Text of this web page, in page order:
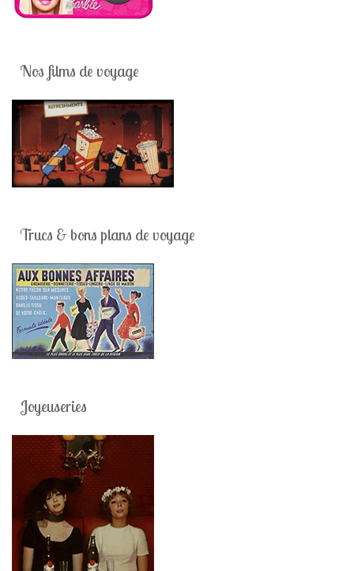
Nos films de voyage
Trucs & bons plans de voyage
Joyeuseries